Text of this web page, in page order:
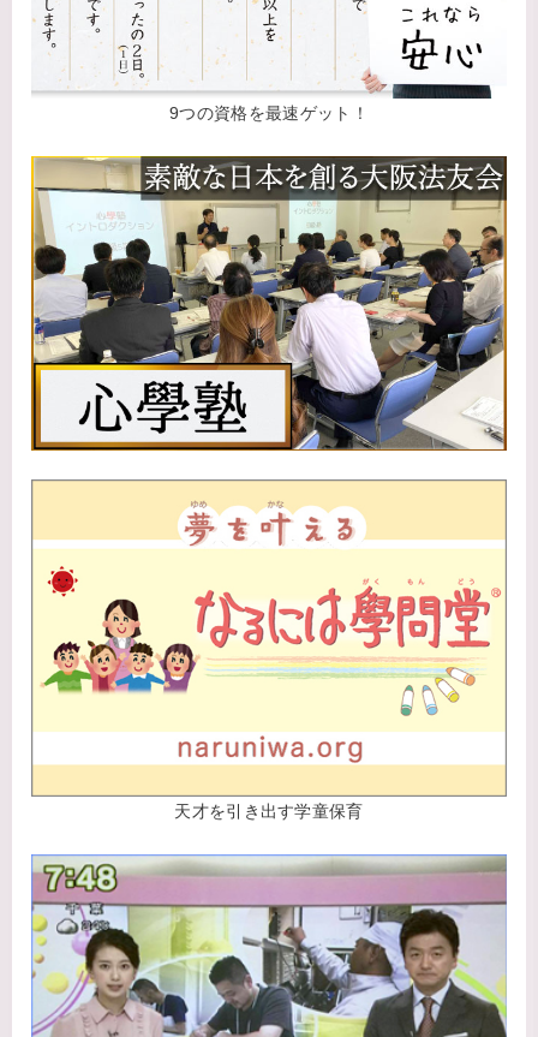
9つの資格を最速ゲット！
天才を引き出す学童保育